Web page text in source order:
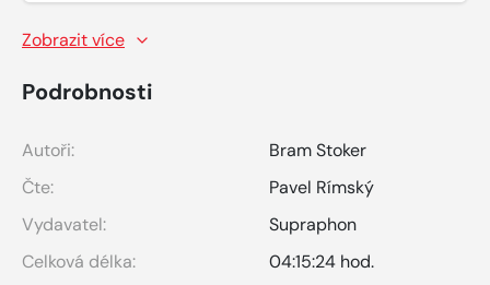
Zobrazit více
Podrobnosti
Autoři:
Bram Stoker
Čte:
Pavel Rímský
Vydavatel:
Supraphon
Celková délka:
04:15:24 hod.